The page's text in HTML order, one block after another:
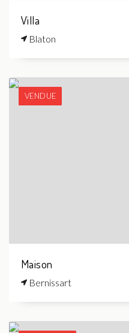
Villa
Blaton
VENDUE
Maison
Bernissart